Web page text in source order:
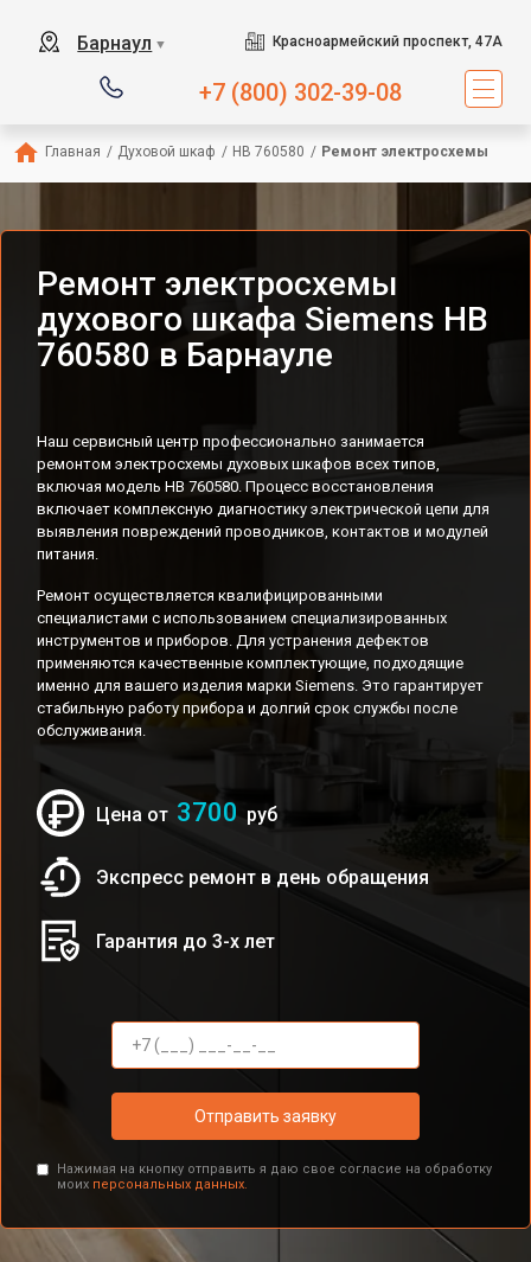
Барнаул ▼ Красноармейский проспект, 47А
+7 (800) 302-39-08
Главная / Духовой шкаф / HB 760580 / Ремонт электросхемы
Ремонт электросхемы
духового шкафа Siemens HB
760580 в Барнауле
Наш сервисный центр профессионально занимается
ремонтом электросхемы духовых шкафов всех типов,
включая модель HB 760580. Процесс восстановления
включает комплексную диагностику электрической цепи для
выявления повреждений проводников, контактов и модулей
питания.
Ремонт осуществляется квалифицированными
специалистами с использованием специализированных
инструментов и приборов. Для устранения дефектов
применяются качественные комплектующие, подходящие
именно для вашего изделия марки Siemens. Это гарантирует
стабильную работу прибора и долгий срок службы после
обслуживания.
Цена от 3700 руб
Экспресс ремонт в день обращения
Гарантия до 3-х лет
Отправить заявку
Нажимая на кнопку отправить я даю свое согласие на обработку
моих персональных данных.